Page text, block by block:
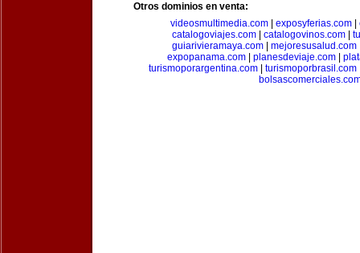
Otros dominios en venta:
videosmultimedia.com
exposyferias.com
catalogoviajes.com| catalogovinos.com|
guiarivieramaya.com
mejoresusalud.com
expopanama.com| planesdeviaje.com|
turismoporargentina.com| turismoporbrasil.com